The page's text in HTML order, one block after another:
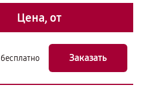
Цена, от
бесплатно Заказать